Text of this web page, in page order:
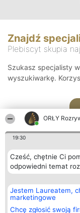
ORŁY
19:30
Cześć, chętnie Ci
odpowiedni temat
Jestem Laureatem,
marketingowe
Chcę zgłosić swoją
Znajdź
Plebiscyt skupia
Szukasz specjalisty
wyszukiwarkę.
Organizator plebiscytu
Bright Side Solutions sp. z o.
o. sp. k.
ul. Ruska 22